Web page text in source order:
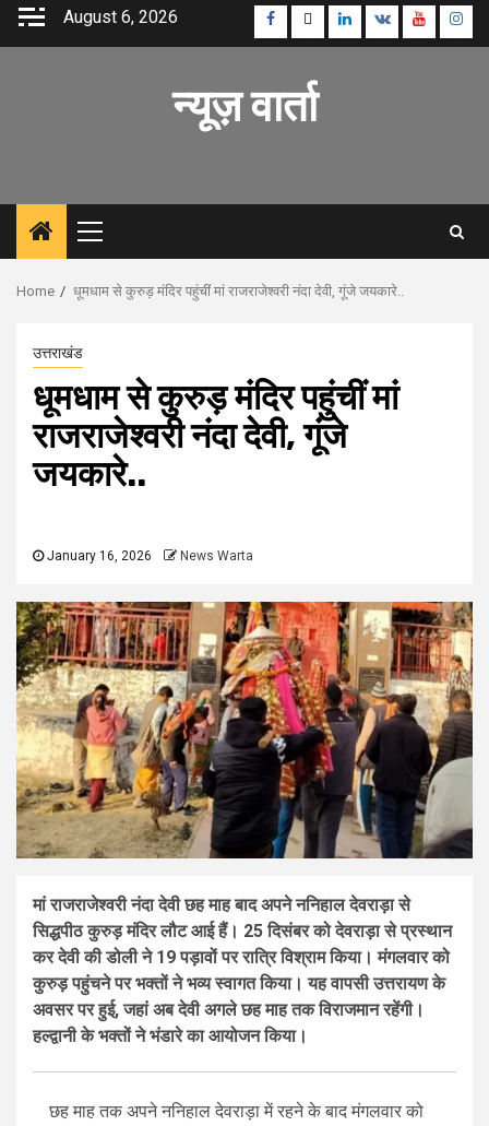
Skip
August 6, 2026 Facebook
TwitterLinkedin
VK Youtube
न्यूज़ वार्ता
Primary
Menu
Home धूमधाम से कुरुड़ मंदिर पहुंचीं मां राजराजेश्वरी नंदा देवी, गूंजे जयकारे..
उत्तराखंड
धूमधाम से कुरुड़ मंदिर पहुंचीं मां
राजराजेश्वरी नंदा देवी, गूंजे
जयकारे..
January 16, 2026 News Warta
मां राजराजेश्वरी नंदा देवी छह माह बाद अपने ननिहाल देवराड़ा से
सिद्धपीठ कुरुड़ मंदिर लौट आई हैं। 25 दिसंबर को देवराड़ा से प्रस्थान
कर देवी की डोली ने 19 पड़ावों पर रात्रि विश्राम किया। मंगलवार को
कुरुड़ पहुंचने पर भक्तों ने भव्य स्वागत किया। यह वापसी उत्तरायण के
अवसर पर हुई, जहां अब देवी अगले छह माह तक विराजमान रहेंगी।
हल्द्वानी के भक्तों ने भंडारे का आयोजन किया।
छह माह तक अपने ननिहाल देवराड़ा में रहने के बाद मंगलवार को